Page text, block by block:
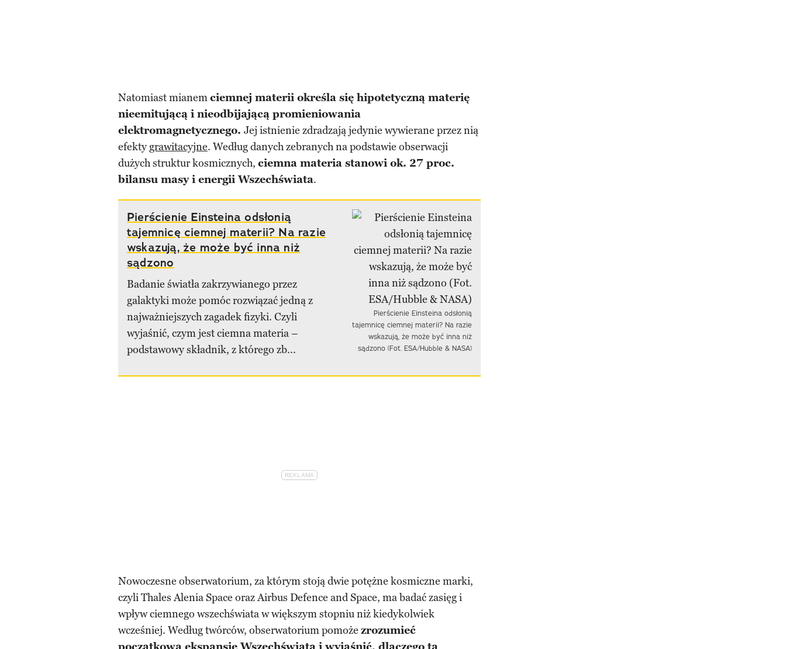
Natomiast mianemciemnej materii określa się hipotetyczną materię
nieemitującą i nieodbijającą promieniowania
elektromagnetycznego. Jej istnienie zdradzają jedynie wywierane przez nią
efekty grawitacyjne. Według danych zebranych na podstawie obserwacji
dużych struktur kosmicznych, ciemna materia stanowi ok. 27 proc.
bilansu masy i energii Wszechświata.
Pierścienie Einsteina odsłonią
tajemnicę ciemnej materii? Na razie
wskazują, że może być inna niż
sądzono
Badanie światła zakrzywianego przez
galaktyki może pomóc rozwiązać jedną z
najważniejszych zagadek fizyki. Czyli
wyjaśnić, czym jest ciemna materia –
podstawowy składnik, z którego zb...
Pierścienie Einsteina odsłonią
tajemnicę ciemnej materii? Na razie
wskazują, że może być inna niż
sądzono (Fot. ESA/Hubble & NASA)
Nowoczesne obserwatorium, za którym stoją dwie potężne kosmiczne marki,
czyli Thales Alenia Space oraz Airbus Defence and Space, ma badać zasięg i
wpływ ciemnego wszechświata w większym stopniu niż kiedykolwiek
wcześniej. Według twórców, obserwatorium pomoże zrozumieć